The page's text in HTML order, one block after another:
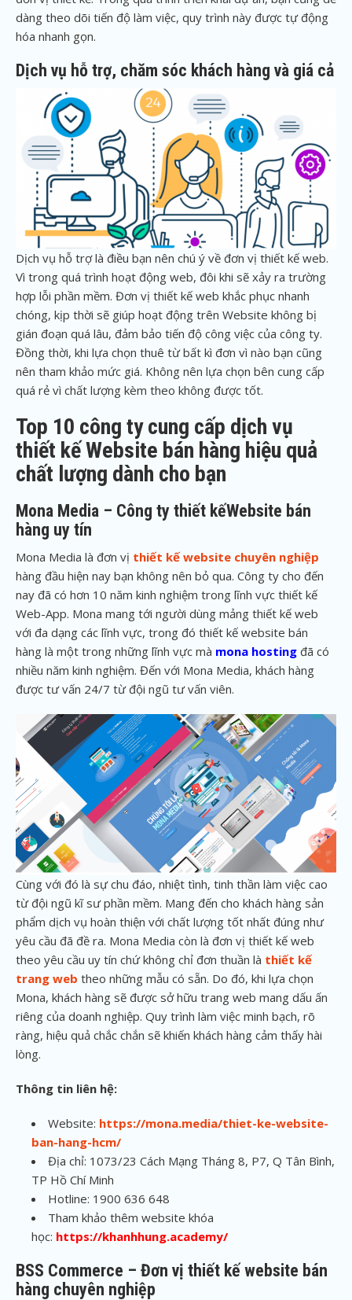
dàng theo dõi tiến độ làm việc, quy trình này được tự động
hóa nhanh gọn.
Dịch vụ hỗ trợ, chăm sóc khách hàng và giá cả
Dịch vụ hỗ trợ là điều bạn nên chú ý về đơn vị thiết kế web.
Vì trong quá trình hoạt động web, đôi khi sẽ xảy ra trường
hợp lỗi phần mềm. Đơn vị thiết kế web khắc phục nhanh
chóng, kịp thời sẽ giúp hoạt động trên Website không bị
gián đoạn quá lâu, đảm bảo tiến độ công việc của công ty.
Đồng thời, khi lựa chọn thuê từ bất kì đơn vì nào bạn cũng
nên tham khảo mức giá. Không nên lựa chọn bên cung cấp
quá rẻ vì chất lượng kèm theo không được tốt.
Top 10 công ty cung cấp dịch vụ
thiết kế Website bán hàng hiệu quả
chất lượng dành cho bạn
Mona Media – Công ty thiết kếWebsite bán
hàng uy tín
Mona Media là đơn vị thiết kế website chuyên nghiệp
hàng đầu hiện nay bạn không nên bỏ qua. Công ty cho đến
nay đã có hơn 10 năm kinh nghiệm trong lĩnh vực thiết kế
Web-App. Mona mang tới người dùng mảng thiết kế web
với đa dạng các lĩnh vực, trong đó thiết kế website bán
hàng là một trong những lĩnh vực mà mona hosting đã có
nhiều năm kinh nghiệm. Đến với Mona Media, khách hàng
được tư vấn 24/7 từ đội ngũ tư vấn viên.
Cùng với đó là sự chu đáo, nhiệt tình, tinh thần làm việc cao
từ đội ngũ kĩ sư phần mềm. Mang đến cho khách hàng sản
phẩm dịch vụ hoàn thiện với chất lượng tốt nhất đúng như
yêu cầu đã đề ra. Mona Media còn là đơn vị thiết kế web
theo yêu cầu uy tín chứ không chỉ đơn thuần là thiết kế
trang web theo những mẫu có sẵn. Do đó, khi lựa chọn
Mona, khách hàng sẽ được sở hữu trang web mang dấu ấn
riêng của doanh nghiệp. Quy trình làm việc minh bạch, rõ
ràng, hiệu quả chắc chắn sẽ khiến khách hàng cảm thấy hài
lòng.
Thông tin liên hệ:
Website: https://mona.media/thiet-ke-website-
ban-hang-hcm/
Địa chỉ: 1073/23 Cách Mạng Tháng 8, P7, Q Tân Bình,
TP Hồ Chí Minh
Hotline: 1900 636 648
Tham khảo thêm website khóa
học: https://khanhhung.academy/
BSS Commerce – Đơn vị thiết kế website bán
hàng chuyên nghiệp